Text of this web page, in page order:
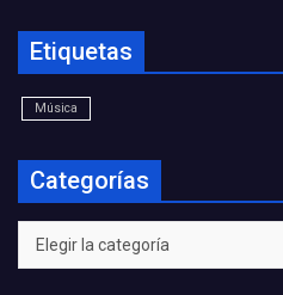
Etiquetas
Música
Categorías
Categorías